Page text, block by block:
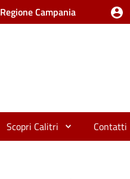
Regione Campania
Scopri Calitri Contatti